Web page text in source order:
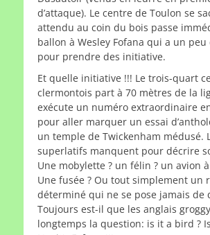
d’attaque). Le centre de Toulon se
attendu au coin du bois passe
ballon à Wesley Fofana qui a un peu
pour prendre des initiative.
Et quelle initiative !!! Le trois-quart
clermontois part à 70 mètres de la
exécute un numéro extraordinaire
pour aller marquer un essai
un temple de Twickenham médusé.
superlatifs manquent pour décrire
Une mobylette ? un félin ? un avion
Une fusée ? Ou tout simplement un
déterminé qui ne se pose jamais de
Toujours est-il que les anglais
longtemps la question: is it a bird ?